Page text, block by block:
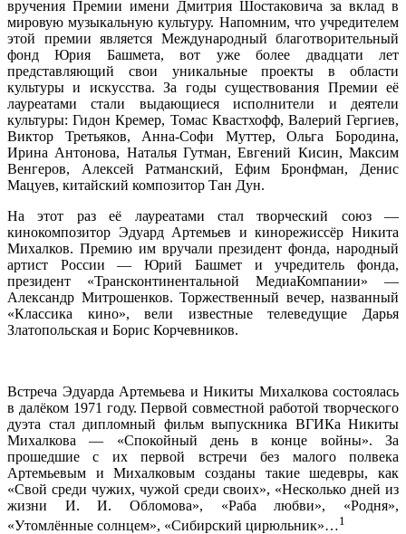
вручения Премии имени Дмитрия Шостаковича за вклад в
мировую музыкальную культуру. Напомним, что учредителем
этой премии является Международный благотворительный
фонд Юрия Башмета, вот уже более двадцати лет
представляющий свои уникальные проекты в области
культуры и искусства. За годы существования Премии её
лауреатами стали выдающиеся исполнители и деятели
культуры: Гидон Кремер, Томас Квастхофф, Валерий Гергиев,
Виктор Третьяков, Анна-Софи Муттер, Ольга Бородина,
Ирина Антонова, Наталья Гутман, Евгений Кисин, Максим
Венгеров, Алексей Ратманский, Ефим Бронфман, Денис
Мацуев, китайский композитор Тан Дун.
На этот раз её лауреатами стал творческий союз —
кинокомпозитор Эдуард Артемьев и кинорежиссёр Никита
Михалков. Премию им вручали президент фонда, народный
артист России — Юрий Башмет и учредитель фонда,
президент «Трансконтинентальной МедиаКомпании» —
Александр Митрошенков. Торжественный вечер, названный
«Классика кино», вели известные телеведущие Дарья
Златопольская и Борис Корчевников.
Встреча Эдуарда Артемьева и Никиты Михалкова состоялась
в далёком 1971 году. Первой совместной работой творческого
дуэта стал дипломный фильм выпускника ВГИКа Никиты
Михалкова — «Спокойный день в конце войны». За
прошедшие с их первой встречи без малого полвека
Артемьевым и Михалковым созданы такие шедевры, как
«Свой среди чужих, чужой среди своих», «Несколько дней из
жизни И. И. Обломова», «Раба любви», «Родня»,
«Утомлённые солнцем», «Сибирский цирюльник»…1